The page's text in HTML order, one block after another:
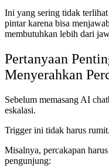
Ini yang sering tidak
pintar karena bisa
membutuhkan lebih dari
Pertanyaan
Menyerahkan
Sebelum memasang AI
eskalasi.
Trigger ini tidak harus
Misalnya, percakapan
pengunjung: